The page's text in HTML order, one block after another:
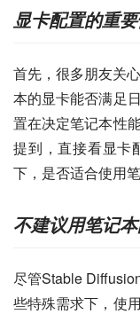
显卡配置的重
首先，很多朋友关
本的显卡能否满足
置在决定笔记本性
提到，直接看显卡
下，是否适合使用
不建议用笔记
尽管Stable
些特殊需求下，使